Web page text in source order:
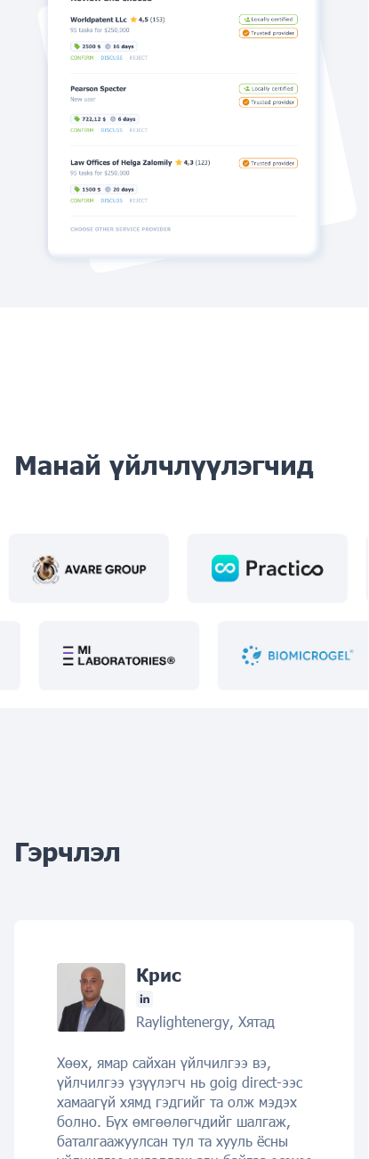
Манай үйлчлүүлэгчид
Гэрчлэл
Крис
Raylightenergy, Хятад
Хөөх, ямар сайхан үйлчилгээ вэ,
үйлчилгээ үзүүлэгч нь goig direct-ээс
хамаагүй хямд гэдгийг та олж мэдэх
болно. Бүх өмгөөлөгчдийг шалгаж,
баталгаажуулсан тул та хууль ёсны